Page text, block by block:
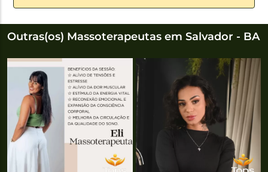
Outras(os) Massoterapeutas em Salvador - BA